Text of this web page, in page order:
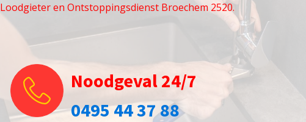
Loodgieter en Ontstoppingsdienst Broechem 2520.
Noodgeval 24/7
0495 44 37 88